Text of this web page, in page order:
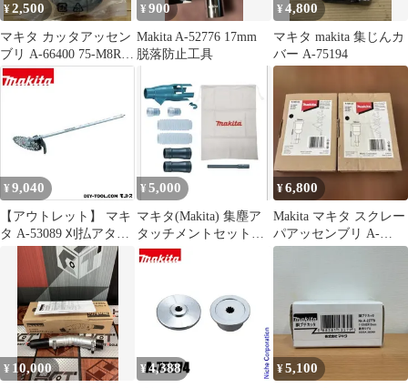
¥2,500
マキタ カッタアッセン
ブリ A-66400 75-M8Rセ
ット品 MUR100D
¥900
Makita A-52776 17mm
脱落防止工具
¥4,800
マキタ makita 集じんカ
バー A-75194
¥ 9,040
【アウトレット】 マキ
タ A-53089 刈払アタッ
チメント 1点
¥ 5,000
マキタ(Makita) 集塵ア
タッチメントセット品
196860-7
¥6,800
Makita マキタ スクレー
パアッセンブリ A-
68155 2個セット
¥ 10,000 ¥4,388 ¥5,100